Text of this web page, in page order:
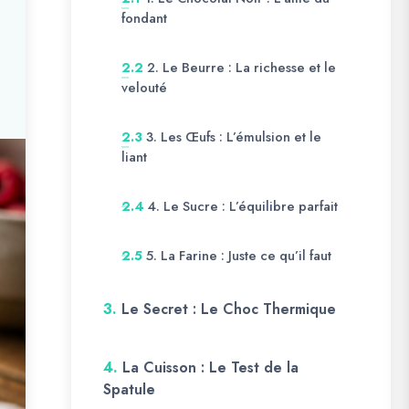
fondant
2.2 2. Le Beurre : La richesse et le
velouté
2.3 3. Les Œufs : L’émulsion et le
liant
2.4 4. Le Sucre : L’équilibre parfait
2.5 5. La Farine : Juste ce qu’il faut
3. Le Secret : Le Choc Thermique
4. La Cuisson : Le Test de la
Spatule